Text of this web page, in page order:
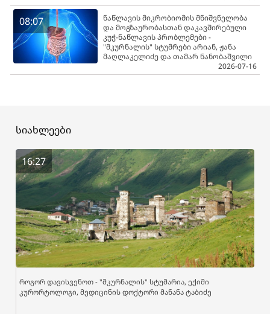
08:07
ნაწლავის მიკრობიომის მნიშვნელობა
და მოგზაურობასთან დაკავშირებული
კუჭ-ნაწლავის პრობლემები -
"მკურნალის" სტუმრები არიან, ჟანა
მაღლაკელიძე და თამარ ნანობაშვილი
2026-07-16
სიახლეები
16:27
როგორ დავისვენოთ - "მკურნალის" სტუმარია, ექიმი
კურორტოლოგი, მედიცინის დოქტორი მანანა ტაბიძე